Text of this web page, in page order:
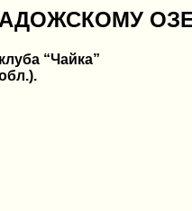
“Чайка”